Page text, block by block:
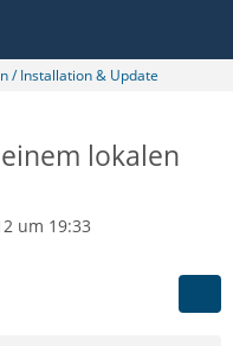
/ Installation & Update
lokalen
um 19:33